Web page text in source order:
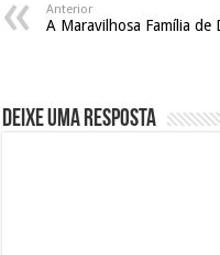
Anterior
A Maravilhosa Família de
Deixe uma resposta